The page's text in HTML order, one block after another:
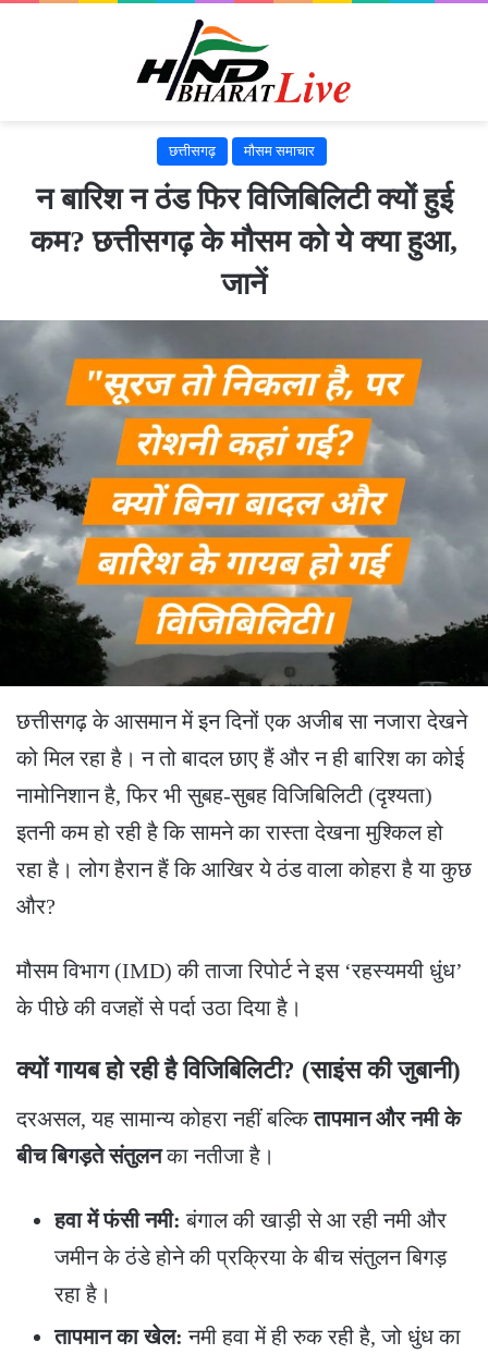
छत्तीसगढ़ मौसम समाचार
न बारिश न ठंड फिर विजिबिलिटी क्यों हुई
कम? छत्तीसगढ़ के मौसम को ये क्या हुआ,
जानें
छत्तीसगढ़ के आसमान में इन दिनों एक अजीब सा नजारा देखने
को मिल रहा है। न तो बादल छाए हैं और न ही बारिश का कोई
नामोनिशान है, फिर भी सुबह-सुबह विजिबिलिटी (दृश्यता)
इतनी कम हो रही है कि सामने का रास्ता देखना मुश्किल हो
रहा है। लोग हैरान हैं कि आखिर ये ठंड वाला कोहरा है या कुछ
और?
​मौसम विभाग (IMD) की ताजा रिपोर्ट ने इस ‘रहस्यमयी धुंध’
के पीछे की वजहों से पर्दा उठा दिया है।
क्यों गायब हो रही है विजिबिलिटी? (साइंस की जुबानी)
​दरअसल, यह सामान्य कोहरा नहीं बल्कितापमान और नमी के
बीच बिगड़ते संतुलनका नतीजा है।
हवा में फंसी नमी: बंगाल की खाड़ी से आ रही नमी और
जमीन के ठंडे होने की प्रक्रिया के बीच संतुलन बिगड़
रहा है।
तापमान का खेल: नमी हवा में ही रुक रही है, जो धुंध का